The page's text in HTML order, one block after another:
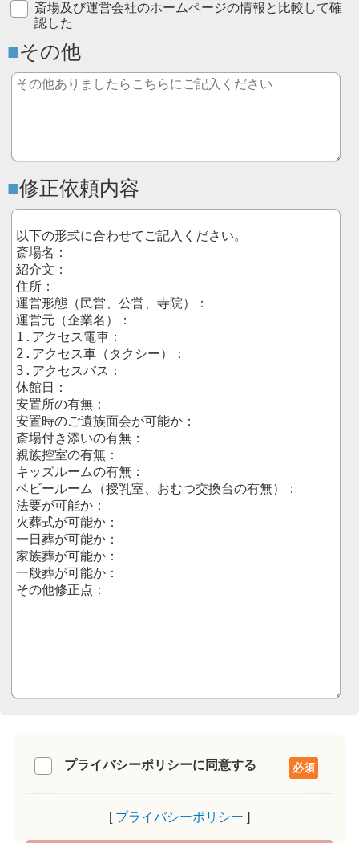
斎場及び運営会社のホームページの情報と比較して確
認した
その他
修正依頼内容
プライバシーポリシーに同意する
プライバシーポリシー